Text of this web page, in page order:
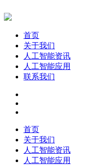
首页
关于我们
人工智能资讯
人工智能应用
联系我们
首页
关于我们
人工智能资讯
人工智能应用